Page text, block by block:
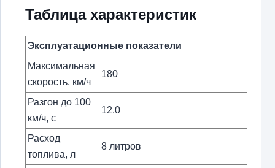
Таблица характеристик
Эксплуатационные показатели
Максимальная
скорость, км/ч
180
Разгон до 100
км/ч, с
12.0
Расход
топлива, л
8 литров